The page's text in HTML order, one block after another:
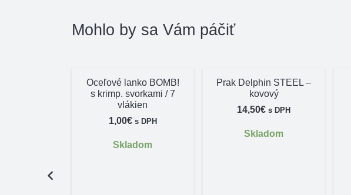
Mohlo by sa Vám páčiť
Oceľové lanko BOMB!
s krimp. svorkami / 7
vlákien
1,00€ s DPH
Skladom
Prak Delphin STEEL –
kovový
14,50€ s DPH
Skladom